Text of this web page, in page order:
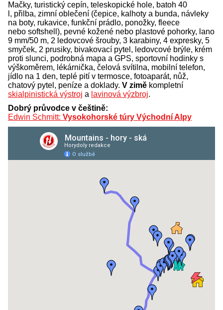
Mačky, turistický cepín, teleskopické hole, batoh 40
l, přilba, zimní oblečení (čepice, kalhoty a bunda, návleky
na boty, rukavice, funkční prádlo, ponožky, fleece
nebo softshell), pevné kožené nebo plastové pohorky, lano
9 mm/50 m, 2 ledovcové šrouby, 3 karabiny, 4 expresky, 5
smyček, 2 prusiky, bivakovací pytel, ledovcové brýle, krém
proti slunci, podrobná mapa a GPS, sportovní hodinky s
výškoměrem, lékárnička, čelová svítilna, mobilní telefon,
jídlo na 1 den, teplé pití v termosce, fotoaparát, nůž,
chatový pytel, peníze a doklady. V zimě kompletní
skialpinistická výstroj a lavinová výzbroj.
Dobrý průvodce v češtině:
Edwin Schmitt: Vysokohorské túry Východní Alpy